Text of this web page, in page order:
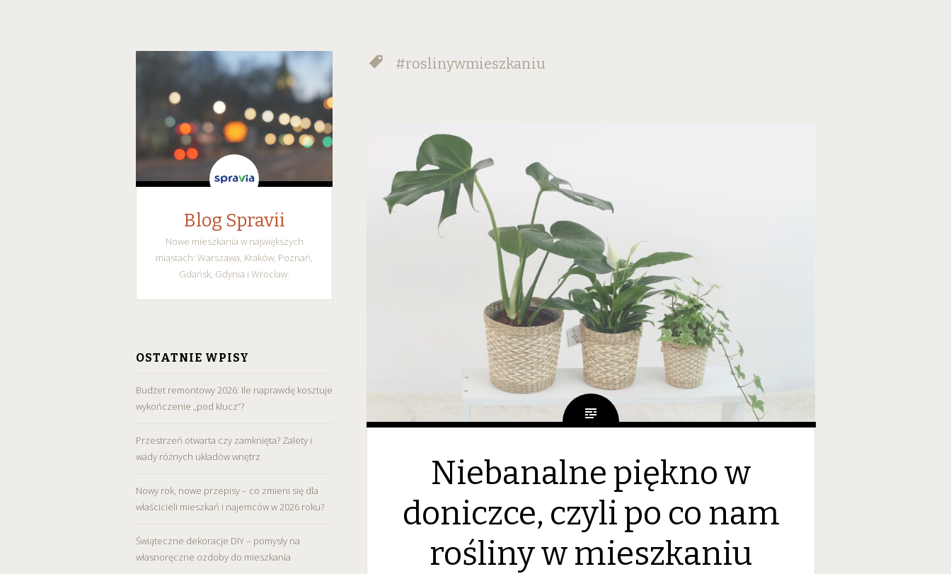
Blog Spravii
Nowe mieszkania w największych
miastach: Warszawa, Kraków, Poznań,
Gdańsk, Gdynia i Wrocław.
CONTENT
OSTATNIE WPISY
Budżet remontowy 2026: Ile naprawdę kosztuje
wykończenie „pod klucz”?
Przestrzeń otwarta czy zamknięta? Zalety i
wady różnych układów wnętrz
Nowy rok, nowe przepisy – co zmieni się dla
właścicieli mieszkań i najemców w 2026 roku?
Świąteczne dekoracje DIY – pomysły na
własnoręczne ozdoby do mieszkania
#roslinywmieszkaniu
Niebanalne piękno w
doniczce, czyli po co nam
rośliny w mieszkaniu